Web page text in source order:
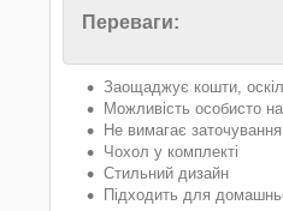
Переваги:
Заощаджує кошти,
Можливість особисто
Не вимагає
Чохол у комплекті
Стильний дизайн
Підходить для